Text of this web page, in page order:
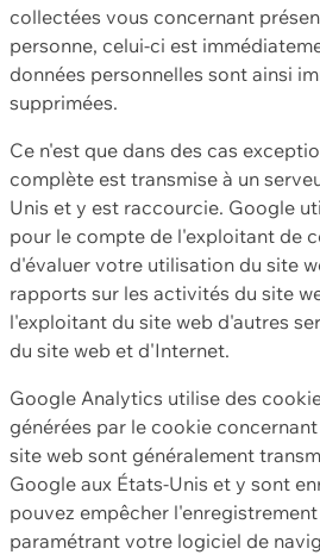
collectées vous concernant
personne, celui-ci est
données personnelles sont ainsi
supprimées.
Ce n'est que dans des cas
complète est transmise à un
Unis et y est raccourcie. Google
pour le compte de l'exploitant de
d'évaluer votre utilisation du site
rapports sur les activités du site
l'exploitant du site web d'autres
du site web et d'Internet.
Google Analytics utilise des
générées par le cookie
site web sont généralement
Google aux États-Unis et y sont
pouvez empêcher
paramétrant votre logiciel de